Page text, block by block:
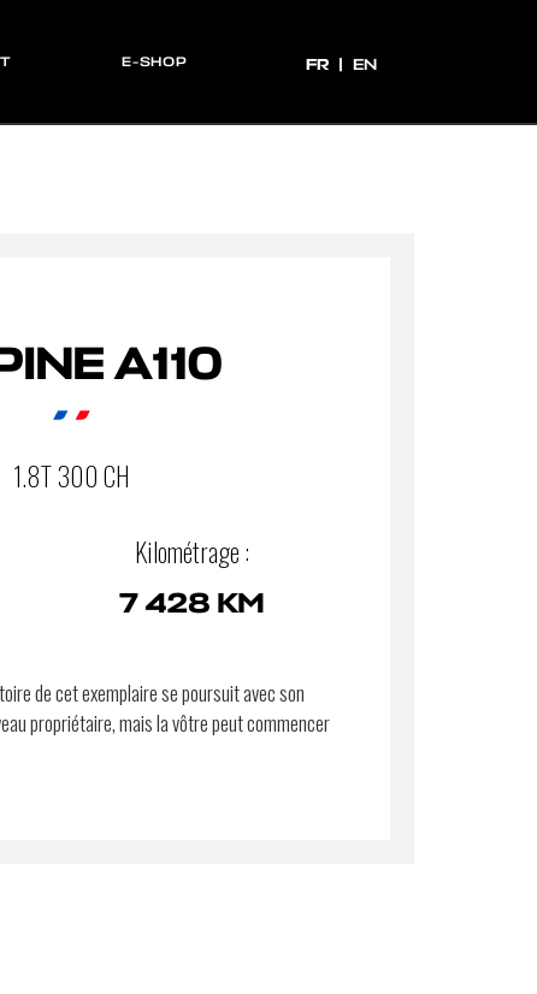
E-SHOP FR
FR EN
A110
1.8T 300 CH
Kilométrage :
7 428 KM
de cet exemplaire se poursuit avec son
propriétaire, mais la vôtre peut commencer